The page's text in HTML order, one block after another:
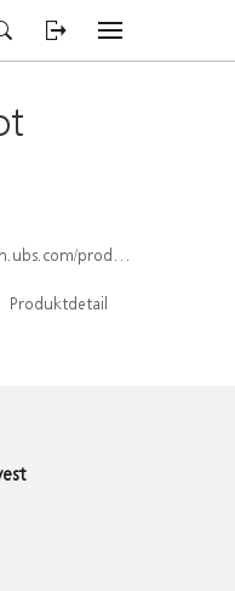
index/isin/CH1578405685
Produktdetail